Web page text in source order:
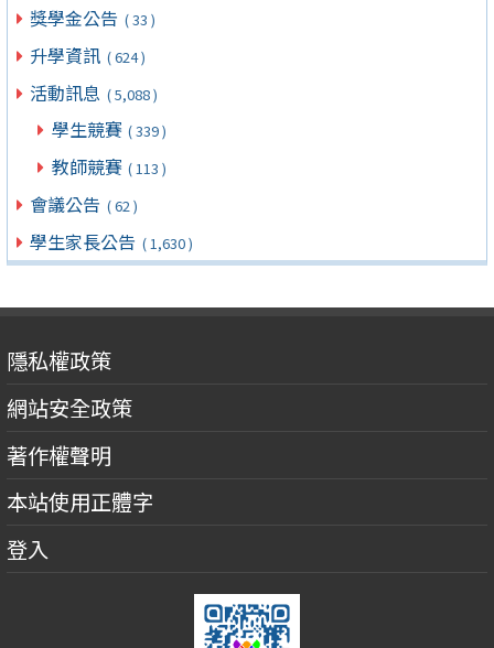
獎學金公告 ( 33 )
升學資訊 ( 624 )
活動訊息 ( 5,088 )
學生競賽 ( 339 )
教師競賽 ( 113 )
會議公告 ( 62 )
學生家長公告 ( 1,630 )
隱私權政策
網站安全政策
著作權聲明
本站使用正體字
登入